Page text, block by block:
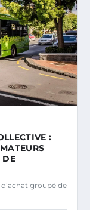
:
DE
groupé de